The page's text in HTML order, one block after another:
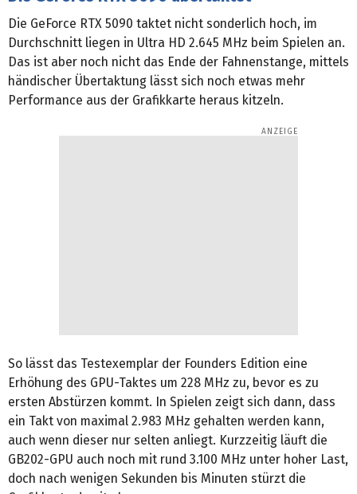
Die GeForce RTX 5090 taktet nicht sonderlich hoch, im
Durchschnitt liegen in Ultra HD 2.645 MHz beim Spielen an.
Das ist aber noch nicht das Ende der Fahnenstange, mittels
händischer Übertaktung lässt sich noch etwas mehr
Performance aus der Grafikkarte heraus kitzeln.
So lässt das Testexemplar der Founders Edition eine
Erhöhung des GPU-Taktes um 228 MHz zu, bevor es zu
ersten Abstürzen kommt. In Spielen zeigt sich dann, dass
ein Takt von maximal 2.983 MHz gehalten werden kann,
auch wenn dieser nur selten anliegt. Kurzzeitig läuft die
GB202-GPU auch noch mit rund 3.100 MHz unter hoher Last,
doch nach wenigen Sekunden bis Minuten stürzt die